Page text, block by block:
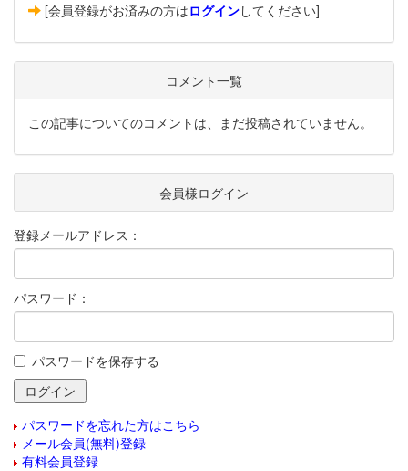
[会員登録がお済みの方はログインしてください]
コメント一覧
この記事についてのコメントは、まだ投稿されていません。
会員様ログイン
登録メールアドレス：
パスワード：
パスワードを保存する
パスワードを忘れた方はこちら
メール会員(無料)登録
有料会員登録